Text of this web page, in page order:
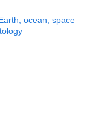
ocean, space